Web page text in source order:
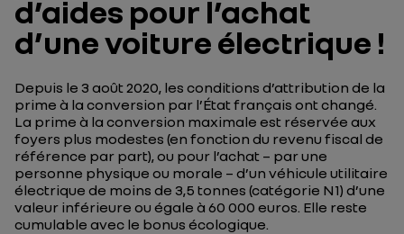
d’aides pour l’achat
d’une voiture électrique !
Depuis le 3 août 2020, les conditions d’attribution de la
prime à la conversion par l’État français ont changé.
La prime à la conversion maximale est réservée aux
foyers plus modestes (en fonction du revenu fiscal de
référence par part), ou pour l’achat – par une
personne physique ou morale – d’un véhicule utilitaire
électrique de moins de 3,5 tonnes (catégorie N1) d’une
valeur inférieure ou égale à 60 000 euros. Elle reste
cumulable avec le bonus écologique.